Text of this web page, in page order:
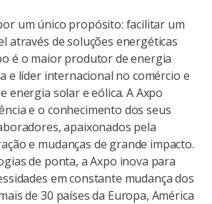
um único propósito: facilitar um
através de soluções energéticas
é o maior produtor de energia
e líder internacional no comércio e
energia solar e eólica. A Axpo
e o conhecimento dos seus
apaixonados pela
e mudanças de grande impacto.
de ponta, a Axpo inova para
em constante mudança dos
de 30 países da Europa, América